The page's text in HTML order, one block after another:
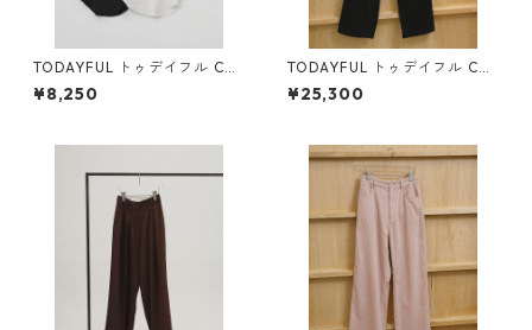
TODAYFUL トゥデイフル Cup
in Flatseam Camisole 12610
635
¥8,250
TODAYFUL トゥデイフル Chu
nky Corduroy Pants (BLK) 12
610703
¥25,300